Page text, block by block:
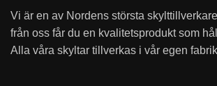
Vi är en av Nordens största
från oss får du en kvalitetsprodukt som
Alla våra skyltar tillverkas i vår egen